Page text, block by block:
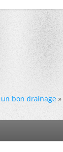
bon drainage »